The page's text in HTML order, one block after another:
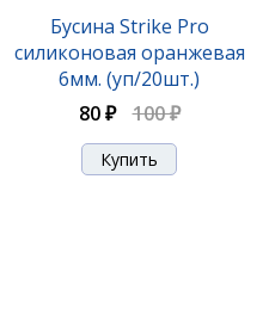
Бусина Strike Pro
силиконовая оранжевая
6мм. (уп/20шт.)
80 ₽
100 ₽